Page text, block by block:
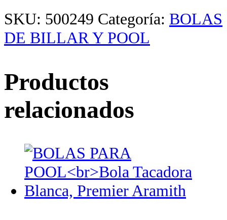
SKU: 500249 Categoría: BOLAS
DE BILLAR Y POOL
Productos
relacionados